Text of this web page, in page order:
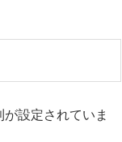
設定されていま